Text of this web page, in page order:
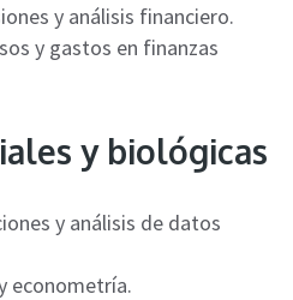
y análisis financiero.
y gastos en finanzas
y biológicas
y análisis de datos
econometría.